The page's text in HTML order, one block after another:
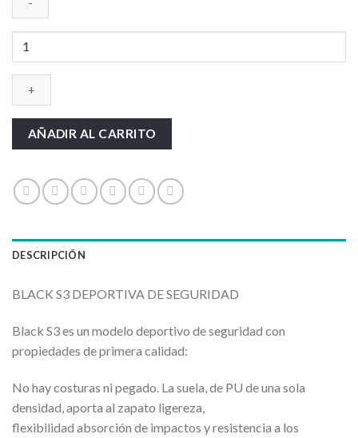
CALZADO
BLACK
S3
DEPORTIVA
AÑADIR AL CARRITO
DESCRIPCIÓN
BLACK S3 DEPORTIVA DE SEGURIDAD
Black S3 es un modelo deportivo de seguridad con
propiedades de primera calidad:
No hay costuras ni pegado. La suela, de PU de una sola
densidad, aporta al zapato ligereza,
flexibilidad absorción de impactos y resistencia a los